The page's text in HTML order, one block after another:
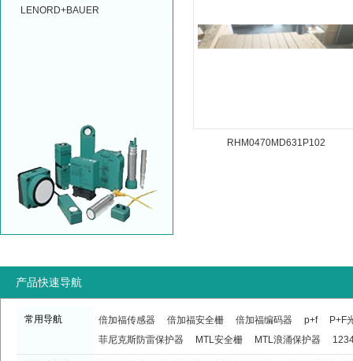
LENORD+BAUER
RHM0470MD631P102
产品快速导航
常用导航 倍加福传感器 倍加福安全栅 倍加福编码器 p+f
P+F
菲尼克斯防雷保护器
MTL安全栅 MTL浪涌保护器